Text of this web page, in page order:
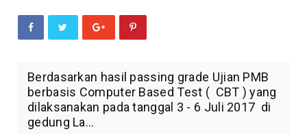
Berdasarkan hasil passing grade Ujian PMB
berbasis Computer Based Test ( CBT ) yang
dilaksanakan pada tanggal 3 - 6 Juli 2017 di
gedung La...